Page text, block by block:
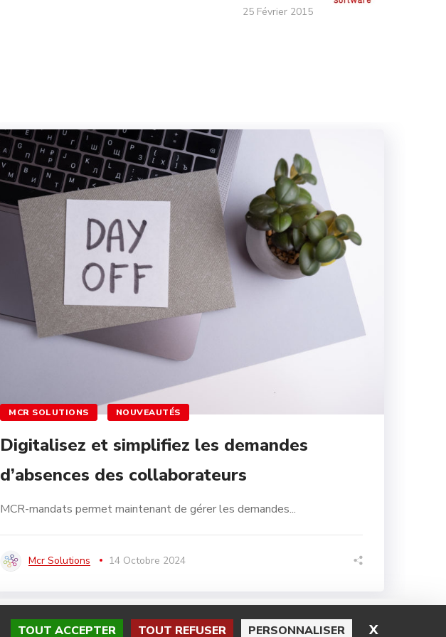
25 Février 2015
MCR SOLUTIONS NOUVEAUTÉS
Digitalisez et simplifiez les demandes
d’absences des collaborateurs
MCR-mandats permet maintenant de gérer les demandes...
Mcr Solutions 14 Octobre 2024
TOUT ACCEPTER TOUT REFUSER PERSONNALISER X